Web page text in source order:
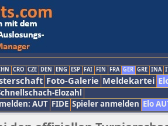
CRO CZE DEN ENG ESP FAI FIN FRA GER GRE INA
Foto-Galerie Meldekartei
Elozahl
AUT FIDE Spieler anmelden Elo